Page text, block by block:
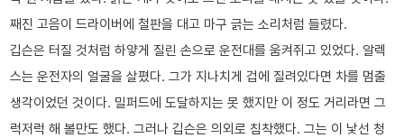
째진 고음이 드라이버에 철판을 대고 마구 긁는 소리처럼 들렸다.
깁슨은 터질 것처럼 하얗게 질린 손으로 운전대를 움켜쥐고 있었다. 알렉
스는 운전자의 얼굴을 살폈다. 그가 지나치게 겁에 질려있다면 차를 멈출
생각이었던 것이다. 밀퍼드에 도달하지는 못 했지만 이 정도 거리라면 그
럭저럭 해 볼만도 했다. 그러나 깁슨은 의외로 침착했다. 그는 이 낯선 청